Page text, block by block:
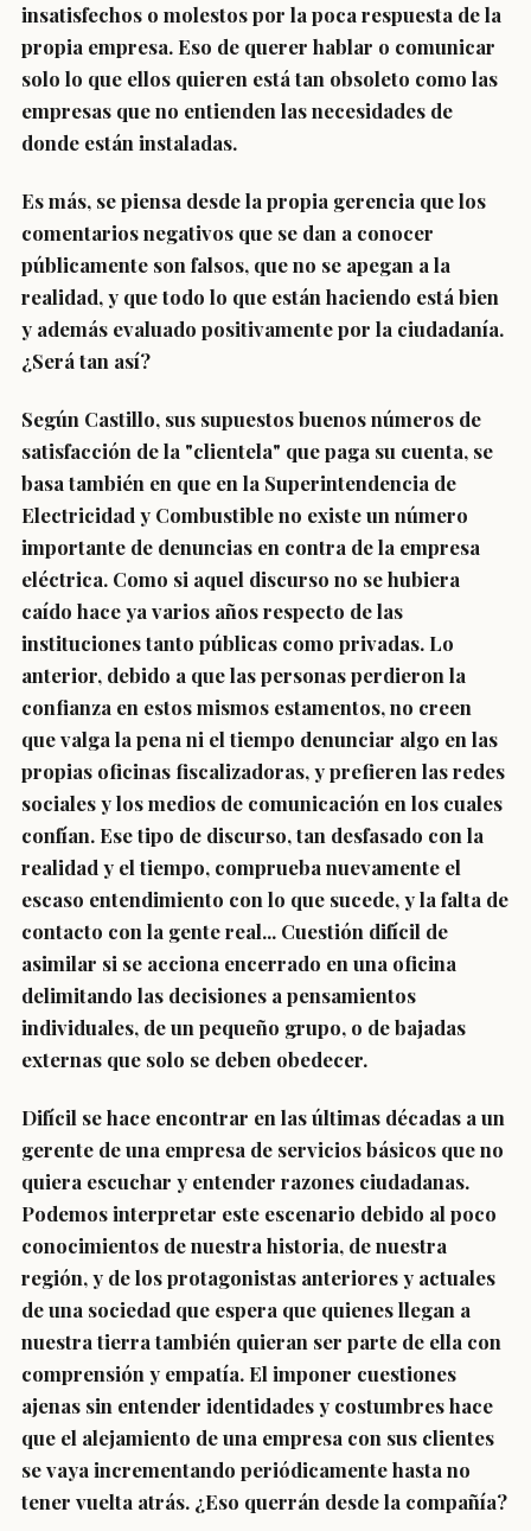
insatisfechos o molestos por la poca respuesta de la
propia empresa. Eso de querer hablar o comunicar
solo lo que ellos quieren está tan obsoleto como las
empresas que no entienden las necesidades de
donde están instaladas.
Es más, se piensa desde la propia gerencia que los
comentarios negativos que se dan a conocer
públicamente son falsos, que no se apegan a la
realidad, y que todo lo que están haciendo está bien
y además evaluado positivamente por la ciudadanía.
¿Será tan así?
Según Castillo, sus supuestos buenos números de
satisfacción de la "clientela" que paga su cuenta, se
basa también en que en la Superintendencia de
Electricidad y Combustible no existe un número
importante de denuncias en contra de la empresa
eléctrica. Como si aquel discurso no se hubiera
caído hace ya varios años respecto de las
instituciones tanto públicas como privadas. Lo
anterior, debido a que las personas perdieron la
confianza en estos mismos estamentos, no creen
que valga la pena ni el tiempo denunciar algo en las
propias oficinas fiscalizadoras, y prefieren las redes
sociales y los medios de comunicación en los cuales
confían. Ese tipo de discurso, tan desfasado con la
realidad y el tiempo, comprueba nuevamente el
escaso entendimiento con lo que sucede, y la falta de
contacto con la gente real... Cuestión difícil de
asimilar si se acciona encerrado en una oficina
delimitando las decisiones a pensamientos
individuales, de un pequeño grupo, o de bajadas
externas que solo se deben obedecer.
Difícil se hace encontrar en las últimas décadas a un
gerente de una empresa de servicios básicos que no
quiera escuchar y entender razones ciudadanas.
Podemos interpretar este escenario debido al poco
conocimientos de nuestra historia, de nuestra
región, y de los protagonistas anteriores y actuales
de una sociedad que espera que quienes llegan a
nuestra tierra también quieran ser parte de ella con
comprensión y empatía. El imponer cuestiones
ajenas sin entender identidades y costumbres hace
que el alejamiento de una empresa con sus clientes
se vaya incrementando periódicamente hasta no
tener vuelta atrás. ¿Eso querrán desde la compañía?